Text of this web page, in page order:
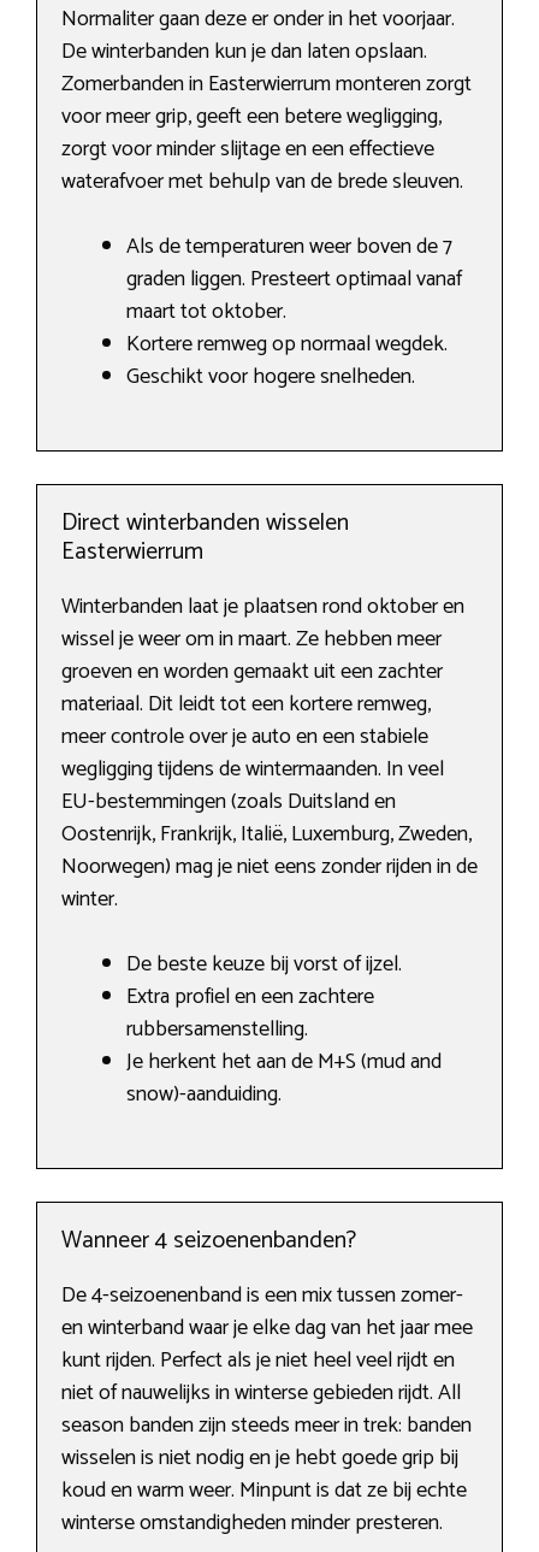
Normaliter gaan deze er onder in het voorjaar.
De winterbanden kun je dan laten opslaan.
Zomerbanden in Easterwierrum monteren zorgt
voor meer grip, geeft een betere wegligging,
zorgt voor minder slijtage en een effectieve
waterafvoer met behulp van de brede sleuven.
Als de temperaturen weer boven de 7
graden liggen. Presteert optimaal vanaf
maart tot oktober.
Kortere remweg op normaal wegdek.
Geschikt voor hogere snelheden.
Direct winterbanden wisselen
Easterwierrum
Winterbanden laat je plaatsen rond oktober en
wissel je weer om in maart. Ze hebben meer
groeven en worden gemaakt uit een zachter
materiaal. Dit leidt tot een kortere remweg,
meer controle over je auto en een stabiele
wegligging tijdens de wintermaanden. In veel
EU-bestemmingen (zoals Duitsland en
Oostenrijk, Frankrijk, Italië, Luxemburg, Zweden,
Noorwegen) mag je niet eens zonder rijden in de
winter.
De beste keuze bij vorst of ijzel.
Extra profiel en een zachtere
rubbersamenstelling.
Je herkent het aan de M+S (mud and
snow)-aanduiding.
Wanneer 4 seizoenenbanden?
De 4-seizoenenband is een mix tussen zomer-
en winterband waar je elke dag van het jaar mee
kunt rijden. Perfect als je niet heel veel rijdt en
niet of nauwelijks in winterse gebieden rijdt. All
season banden zijn steeds meer in trek: banden
wisselen is niet nodig en je hebt goede grip bij
koud en warm weer. Minpunt is dat ze bij echte
winterse omstandigheden minder presteren.